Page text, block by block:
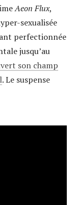
Aeon Flux,
sexualisée
perfectionnée
jusqu’au
son champ
. Le suspense